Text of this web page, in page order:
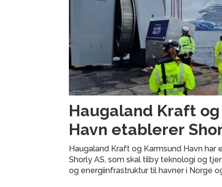
Haugaland Kraft
Havn etablerer
Haugaland Kraft og Karmsund Havn
Shorly AS, som skal tilby teknologi og
og energiinfrastruktur til havner i Norge